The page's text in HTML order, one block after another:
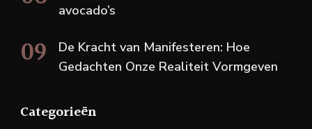
avocado’s
De Kracht van Manifesteren: Hoe
Gedachten Onze Realiteit Vormgeven
Categorieën